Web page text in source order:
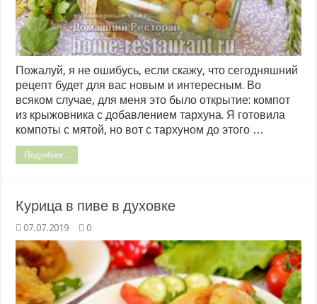
Пожалуй, я не ошибусь, если скажу, что сегодняшний
рецепт будет для вас новым и интересным. Во
всяком случае, для меня это было открытие: компот
из крыжовника с добавлением тархуна. Я готовила
компоты с мятой, но вот с тархуном до этого …
Подробнее...
Курица в пиве в духовке
07.07.2019 0